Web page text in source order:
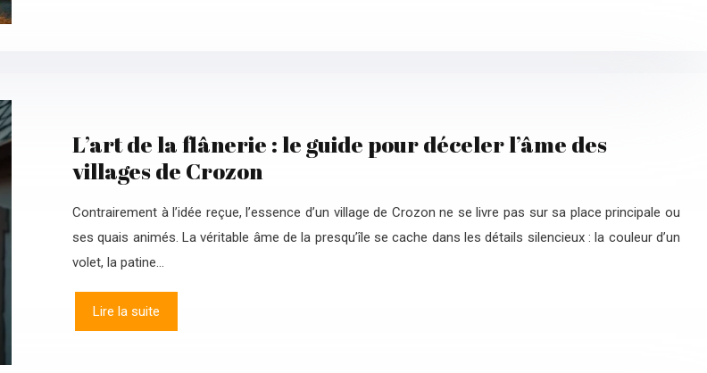
L’art de la flânerie : le guide pour déceler l’âme des
villages de Crozon
Contrairement à l’idée reçue, l’essence d’un village de Crozon ne se livre pas sur sa place principale ou
ses quais animés. La véritable âme de la presqu’île se cache dans les détails silencieux : la couleur d’un
volet, la patine…
Lire la suite